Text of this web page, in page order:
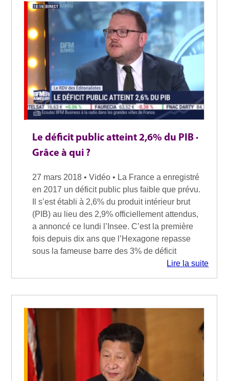
Le déficit public atteint 2,6% du PIB ·
Grâce à qui ?
27 mars 2018 • Vidéo • La France a enregistré
en 2017 un déficit public plus faible que prévu.
Il s’est établi à 2,6% du produit intérieur brut
(PIB) au lieu des 2,9% officiellement attendus,
a annoncé ce lundi l’Insee. C’est la première
fois depuis dix ans que l’Hexagone repasse
sous la fameuse barre des 3% de déficit
Lire la suite